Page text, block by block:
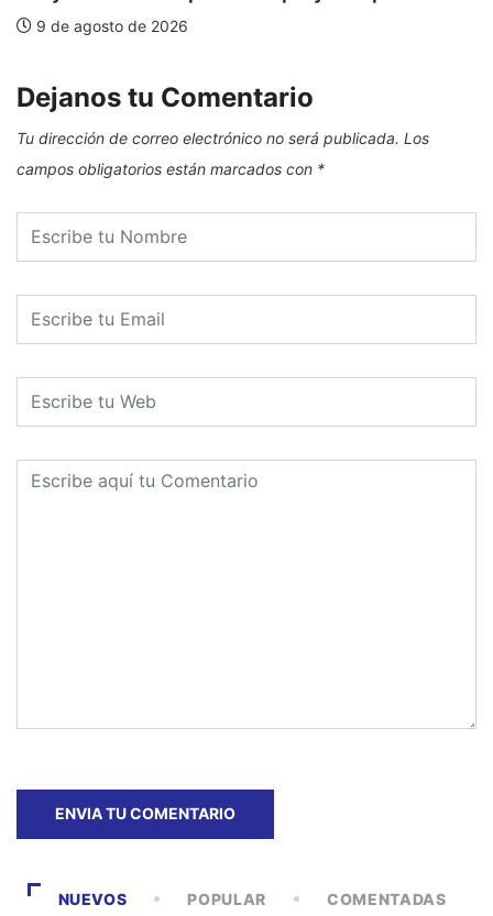
9 de agosto de 2026
Dejanos tu Comentario
Tu dirección de correo electrónico no será publicada. Los
campos obligatorios están marcados con *
NUEVOS POPULAR COMENTADAS